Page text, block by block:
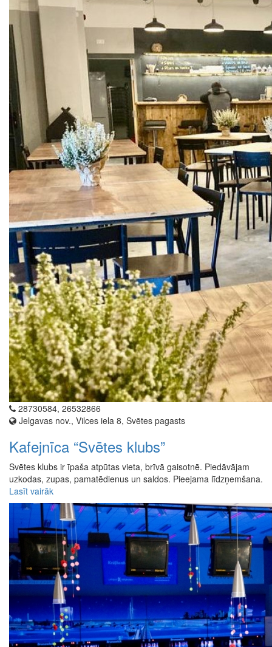
28730584, 26532866
Jelgavas nov., Vilces iela 8, Svētes pagasts
Kafejnīca “Svētes klubs”
Svētes klubs ir īpaša atpūtas vieta, brīvā gaisotnē. Piedāvājam
uzkodas, zupas, pamatēdienus un saldos. Pieejama līdzņemšana.
Lasīt vairāk